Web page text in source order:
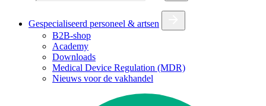
Gespecialiseerd personeel & artsen
B2B-shop
Academy
Downloads
Medical Device Regulation (MDR)
Nieuws voor de vakhandel